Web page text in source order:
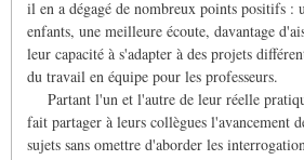
il en a dégagé de nombreux points positifs :
enfants, une meilleure écoute, davantage
leur capacité à s'adapter à des projets
du travail en équipe pour les professeurs.
Partant l'un et l'autre de leur réelle
fait partager à leurs collègues l'avancement
sujets sans omettre d'aborder les